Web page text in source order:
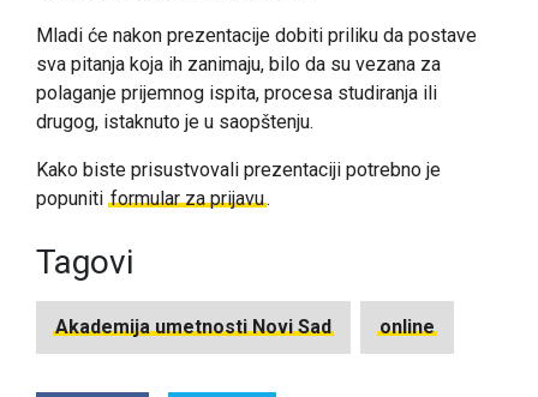
Mladi će nakon prezentacije dobiti priliku da postave
sva pitanja koja ih zanimaju, bilo da su vezana za
polaganje prijemnog ispita, procesa studiranja ili
drugog, istaknuto je u saopštenju.
Kako biste prisustvovali prezentaciji potrebno je
popuniti formular za prijavu.
Tagovi
Akademija umetnosti Novi Sad online